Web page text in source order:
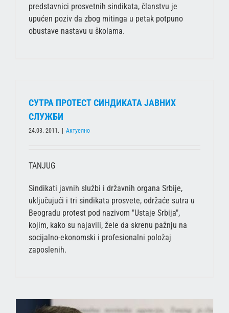
predstavnici prosvetnih sindikata, članstvu je
upućen poziv da zbog mitinga u petak potpuno
obustave nastavu u školama.
СУТРА ПРОТЕСТ СИНДИКАТА ЈАВНИХ
СЛУЖБИ
24.03. 2011. Актуелно
TANJUG
Sindikati javnih službi i državnih organa Srbije,
uključujući i tri sindikata prosvete, održaće sutra u
Beogradu protest pod nazivom "Ustaje Srbija",
kojim, kako su najavili, žele da skrenu pažnju na
socijalno-ekonomski i profesionalni položaj
zaposlenih.